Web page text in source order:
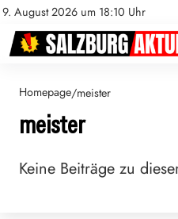
9. August 2026 um 18:10 Uhr
Impressum
Datenschutz
Sport
Wirtschaft
Homepage/meister
meister
Keine Beiträge zu